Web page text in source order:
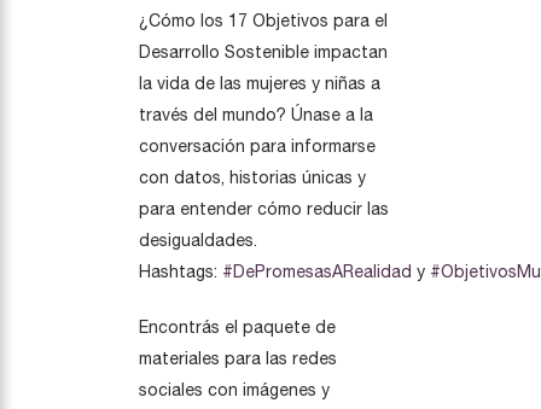
¿Cómo los 17 Objetivos para el
Desarrollo Sostenible impactan
la vida de las mujeres y niñas a
través del mundo? Únase a la
conversación para informarse
con datos, historias únicas y
para entender cómo reducir las
desigualdades.
Hashtags: #DePromesasARealidad y
Encontrás el paquete de
materiales para las redes
sociales con imágenes y